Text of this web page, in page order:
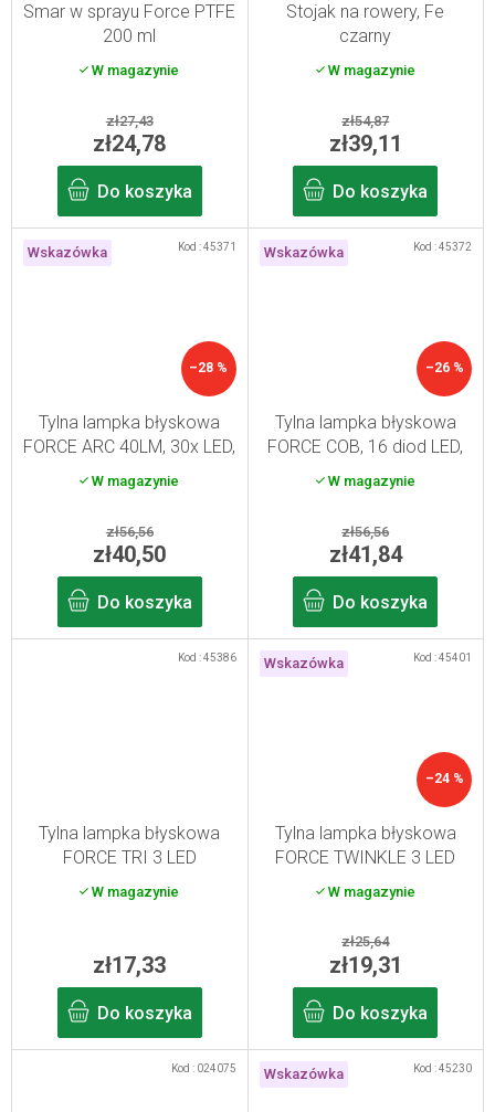
Smar w sprayu Force PTFE
200 ml
W magazynie
zł27,43
zł24,78
Do koszyka
Stojak na rowery, Fe
czarny
W magazynie
zł54,87
zł39,11
Do koszyka
Wskazówka
–28 %
Tylna lampka błyskowa
FORCE ARC 40LM, 30x LED,
W magazynie
zł56,56
zł40,50
Do koszyka
Kod :45371 Wskazówka
–26 %
Tylna lampka błyskowa
FORCE COB, 16 diod LED,
W magazynie
zł56,56
zł41,84
Do koszyka
Kod :45372
Tylna lampka błyskowa
FORCE TRI 3 LED
W magazynie
zł17,33
Do koszyka
Kod :45386 Wskazówka
–24 %
Tylna lampka błyskowa
FORCE TWINKLE 3 LED
W magazynie
zł25,64
zł19,31
Do koszyka
Kod :45401
Kod : 024075 Wskazówka Kod :45230